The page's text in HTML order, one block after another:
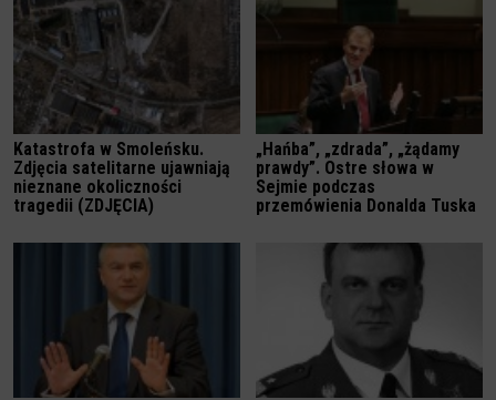
Katastrofa w Smoleńsku.
Zdjęcia satelitarne ujawniają
nieznane okoliczności
tragedii (ZDJĘCIA)
„Hańba”, „zdrada”, „żądamy
prawdy”. Ostre słowa w
Sejmie podczas
przemówienia Donalda Tuska